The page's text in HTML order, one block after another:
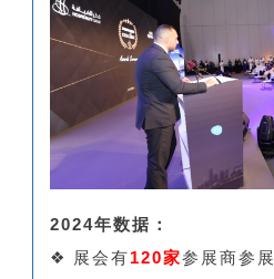
2024年数据：
❖ 展会有120家参展商参展